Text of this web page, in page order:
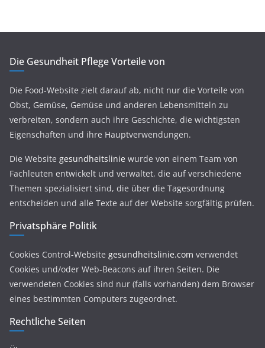
Die Gesundheit Pflege Vorteile von
Die Food-Website zielt darauf ab, nicht nur die Vorteile von
Obst, Gemüse, Gemüse und anderen Lebensmitteln zu
verbreiten, sondern auch ihre Geschichte, die wichtigsten
Eigenschaften und ihre Hauptverwendungen.
Die Website gesundheitslinie wurde von einem Team von
Fachleuten entwickelt und verwaltet, die auf verschiedene
Themen spezialisiert sind, die über die Tagesordnung
entscheiden und alle Texte auf der Website sorgfältig prüfen.
Privatsphäre Politik
Cookies Control-Website gesundheitslinie.com verwendet
Cookies und/oder Web-Beacons auf ihren Seiten. Die
verwendeten Cookies sind nur (falls vorhanden) dem Browser
eines bestimmten Computers zugeordnet.
Rechtliche Seiten